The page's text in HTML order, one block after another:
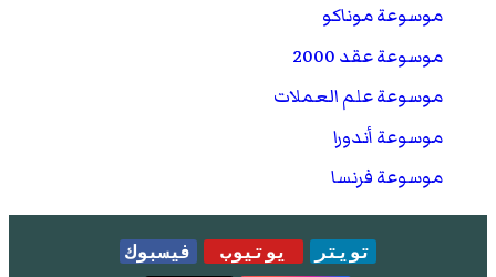
موسوعة موناكو
موسوعة عقد 2000
موسوعة علم العملات
موسوعة أندورا
موسوعة فرنسا
تويتر يوتيوب
فيسبوك